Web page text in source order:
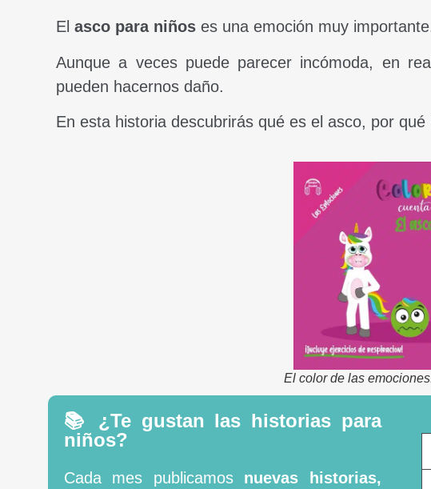
El asco para niños es una emoción muy
Aunque a veces puede parecer incómoda, en
pueden hacernos daño.
En esta historia descubrirás qué es el asco, por
El color de las
📚 ¿Te gustan las historias para
niños?
Cada mes publicamos nuevas historias,